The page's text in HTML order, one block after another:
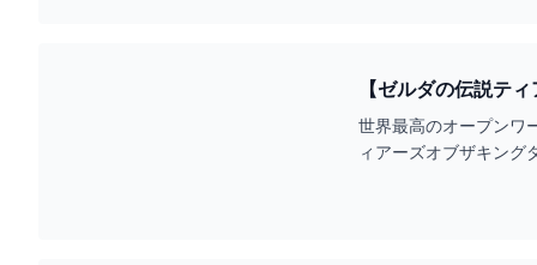
【ゼルダの伝説テ
ールド - YOUTUBE
世界最高のオープンワ
ィアーズオブザキン